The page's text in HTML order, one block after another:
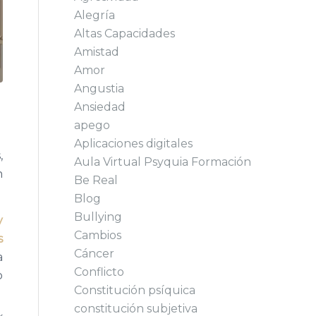
Alegría
Altas Capacidades
Amistad
Amor
Angustia
Ansiedad
apego
Aplicaciones digitales
Aula Virtual Psyquia Formación
Be Real
Blog
Bullying
Cambios
Cáncer
Conflicto
Constitución psíquica
constitución subjetiva